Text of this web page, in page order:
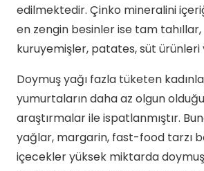
edilmektedir. Çinko mineralini
en zengin besinler ise tam
kuruyemişler, patates, süt
Doymuş yağı fazla tüketen
yumurtaların daha az olgun
araştırmalar ile ispatlanmıştır.
yağlar, margarin, fast-food tarzı
içecekler yüksek miktarda